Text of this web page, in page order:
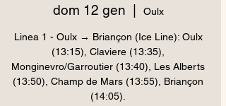
dom 12 gen Oulx
Linea 1 - Oulx → Briançon (Ice Line): Oulx
(13:15), Claviere (13:35),
Monginevro/Garroutier (13:40), Les Alberts
(13:50), Champ de Mars (13:55), Briançon
(14:05).